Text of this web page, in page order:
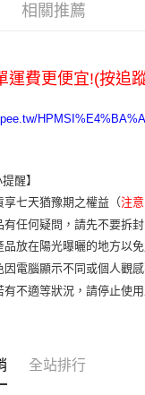
相關推薦
運費更便宜!(按追
提醒】
七天猶豫期之權益（注
任何疑問，請先不要拆
放在陽光曝曬的地方以免
電腦顯示不同或個人觀
不適等狀況，請停止使用
全站排行